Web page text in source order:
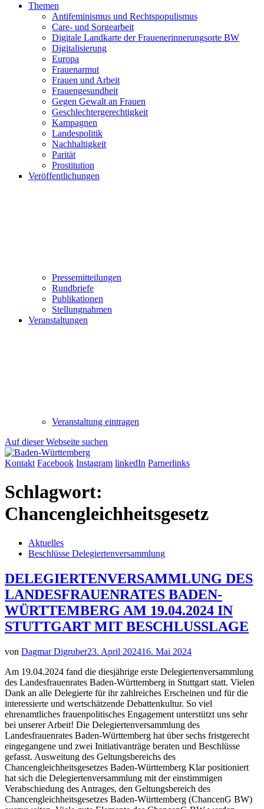
Themen
Antifeminismus und Rechtspopulismus
Care- und Sorgearbeit
Digitale Landkarte der Frauenerinnerungsorte BW
Digitalisierung
Europa
Frauenarmut
Frauen und Arbeit
Frauengesundheit
Gegen Gewalt an Frauen
Geschlechtergerechtigkeit
Kampagnen
Landespolitik
Nachhaltigkeit
Parität
Prostitution
Veröffentlichungen
Pressemitteilungen
Rundbriefe
Publikationen
Stellungnahmen
Veranstaltungen
Veranstaltung eintragen
Auf dieser Webseite suchen
Kontakt Facebook Instagram linkedIn Parnerlinks
Schlagwort:
Chancengleichheitsgesetz
Aktuelles
Beschlüsse Delegiertenversammlung
DELEGIERTENVERSAMMLUNG DES
LANDESFRAUENRATES BADEN-
WÜRTTEMBERG AM 19.04.2024 IN
STUTTGART MIT BESCHLUSSLAGE
von Dagmar Digruber23. April 202416. Mai 2024
Am 19.04.2024 fand die diesjährige erste Delegiertenversammlung
des Landesfrauenrates Baden-Württemberg in Stuttgart statt. Vielen
Dank an alle Delegierte für ihr zahlreiches Erscheinen und für die
interessierte und wertschätzende Debattenkultur. So viel
ehrenamtliches frauenpolitisches Engagement unterstützt uns sehr
bei unserer Arbeit! Die Delegiertenversammlung des
Landesfrauenrates Baden-Württemberg hat über sechs fristgerecht
eingegangene und zwei Initiativanträge beraten und Beschlüsse
gefasst. Ausweitung des Geltungsbereichs des
Chancengleichheitsgesetzes Baden-Württemberg Klar positioniert
hat sich die Delegiertenversammlung mit der einstimmigen
Verabschiedung des Antrages, den Geltungsbereich des
Chancengleichheitsgesetzes Baden-Württemberg (ChancenG BW)